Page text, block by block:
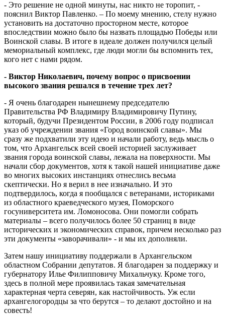
- Это решение не одной минуты, нас никто не торопит, -
пояснил Виктор Павленко. – По моему мнению, стелу нужно
установить на достаточно просторном месте, которое
впоследствии можно было бы назвать площадью Победы или
Воинской славы. В итоге в идеале должен получился целый
мемориальный комплекс, где люди могли бы вспомнить тех,
кого нет с нами рядом.
- Виктор Николаевич, почему вопрос о присвоении
высокого звания решался в течение трех лет?
- Я очень благодарен нынешнему председателю
Правительства РФ Владимиру Владимировичу Путину,
который, будучи Президентом России, в 2006 году подписал
указ об учреждении звания «Город воинской славы». Мы
сразу же подхватили эту идею и начали работу, ведь мысль о
том, что Архангельск всей своей историей заслуживает
звания города воинской славы, лежала на поверхности. Мы
начали сбор документов, хотя к такой нашей инициативе даже
во многих высоких инстанциях отнеслись весьма
скептически. Но я верил в нее изначально. И это
подтвердилось, когда я пообщался с ветеранами, историками
из областного краеведческого музея, Поморского
госуниверситета им. Ломоносова. Они помогли собрать
материалы – всего получилось более 50 страниц в виде
исторических и экономических справок, причем несколько раз
эти документы «заворачивали» - и мы их дополняли.
Затем нашу инициативу поддержали в Архангельском
областном Собрании депутатов. Я благодарен за поддержку и
губернатору Илье Филипповичу Михальчуку. Кроме того,
здесь в полной мере проявилась такая замечательная
характерная черта северян, как настойчивость. Уж если
архангелогородцы за что берутся – то делают достойно и на
совесть!